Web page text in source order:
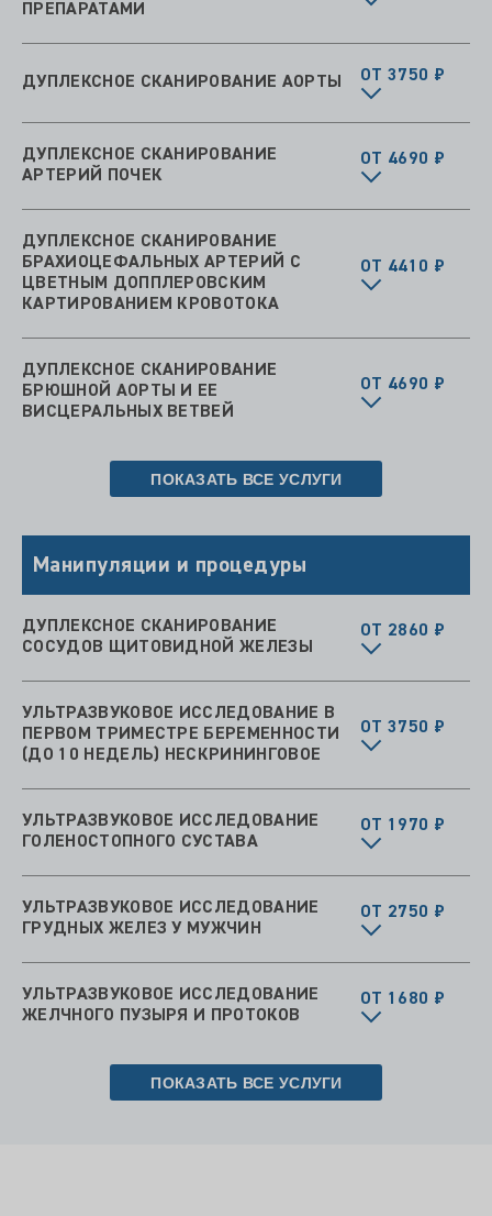
ПРЕПАРАТАМИ
ДУПЛЕКСНОЕ СКАНИРОВАНИЕ АОРТЫ ОТ 3750 ₽
ДУПЛЕКСНОЕ СКАНИРОВАНИЕ
АРТЕРИЙ ПОЧЕК
ОТ 4690 ₽
ДУПЛЕКСНОЕ СКАНИРОВАНИЕ
БРАХИОЦЕФАЛЬНЫХ АРТЕРИЙ С
ЦВЕТНЫМ ДОППЛЕРОВСКИМ
КАРТИРОВАНИЕМ КРОВОТОКА
ОТ 4410 ₽
ДУПЛЕКСНОЕ СКАНИРОВАНИЕ
БРЮШНОЙ АОРТЫ И ЕЕ
ВИСЦЕРАЛЬНЫХ ВЕТВЕЙ
ОТ 4690 ₽
ПОКАЗАТЬ ВСЕ УСЛУГИ
Манипуляции и процедуры
ДУПЛЕКСНОЕ СКАНИРОВАНИЕ
СОСУДОВ ЩИТОВИДНОЙ ЖЕЛЕЗЫ
ОТ 2860 ₽
УЛЬТРАЗВУКОВОЕ ИССЛЕДОВАНИЕ В
ПЕРВОМ ТРИМЕСТРЕ БЕРЕМЕННОСТИ
(ДО 10 НЕДЕЛЬ) НЕСКРИНИНГОВОЕ
ОТ 3750 ₽
УЛЬТРАЗВУКОВОЕ ИССЛЕДОВАНИЕ
ГОЛЕНОСТОПНОГО СУСТАВА
ОТ 1970 ₽
УЛЬТРАЗВУКОВОЕ ИССЛЕДОВАНИЕ
ГРУДНЫХ ЖЕЛЕЗ У МУЖЧИН
ОТ 2750 ₽
УЛЬТРАЗВУКОВОЕ ИССЛЕДОВАНИЕ
ЖЕЛЧНОГО ПУЗЫРЯ И ПРОТОКОВ
ОТ 1680 ₽
ПОКАЗАТЬ ВСЕ УСЛУГИ